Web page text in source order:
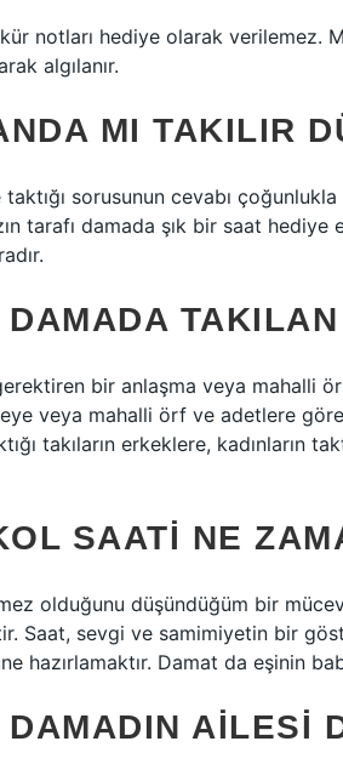
notları hediye olarak verilemez.
algılanır.
MI TAKILIR
taktığı sorusunun cevabı
tarafı damada şık bir saat hediye
DAMADA
bir anlaşma veya mahalli
veya mahalli örf ve adetlere
takıların erkeklere, kadınların
SAATI NE
olduğunu düşündüğüm bir
Saat, sevgi ve samimiyetin bir
hazırlamaktır. Damat da eşinin
DAMADIN AILESI